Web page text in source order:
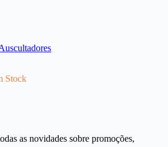
Stock
as novidades sobre promoções,